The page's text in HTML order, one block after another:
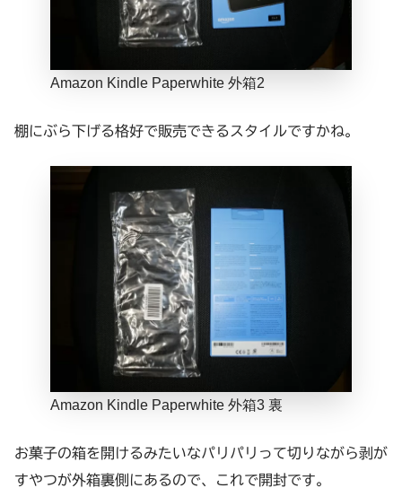
Amazon Kindle Paperwhite 外箱2
棚にぶら下げる格好で販売できるスタイルですかね。
Amazon Kindle Paperwhite 外箱3 裏
お菓子の箱を開けるみたいなパリパリって切りながら剥が
すやつが外箱裏側にあるので、これで開封です。